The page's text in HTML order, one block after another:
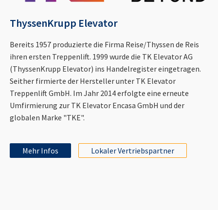
ThyssenKrupp Elevator
Bereits 1957 produzierte die Firma Reise/Thyssen de Reis
ihren ersten Treppenlift. 1999 wurde die TK Elevator AG
(ThyssenKrupp Elevator) ins Handelregister eingetragen.
Seither firmierte der Hersteller unter TK Elevator
Treppenlift GmbH. Im Jahr 2014 erfolgte eine erneute
Umfirmierung zur TK Elevator Encasa GmbH und der
globalen Marke "TKE".
Mehr Infos Lokaler Vertriebspartner